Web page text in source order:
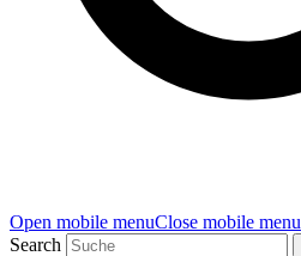
Open mobile menuClose mobile menu
Search